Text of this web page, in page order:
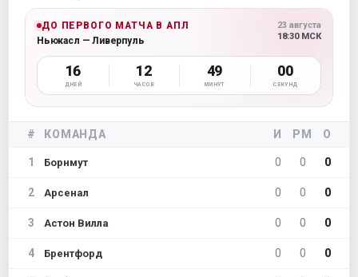
ДО ПЕРВОГО МАТЧА В АПЛ
Ньюкасл — Ливерпуль
23 августа
18:30 МСК
16
ДНЕЙ
12
ЧАСОВ
48
МИНУТ
59
СЕКУНД
# КОМАНДА И РМ О
1 Борнмут 0 0 0
2 Арсенал 0 0 0
3 Астон Вилла 0 0 0
4 Брентфорд 0 0 0